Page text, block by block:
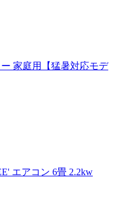
家庭用【猛暑対応モデ
エアコン 6畳 2.2kw